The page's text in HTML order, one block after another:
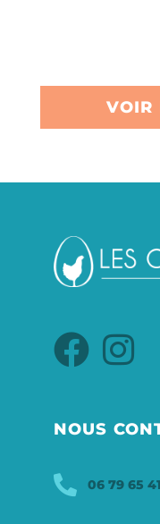
VOIR
NOUS
06 79 65